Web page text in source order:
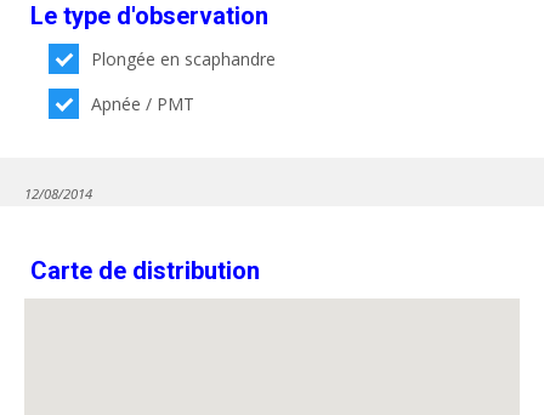
Le type d'observation
Plongée en scaphandre
Apnée / PMT
12/08/2014
Carte de distribution